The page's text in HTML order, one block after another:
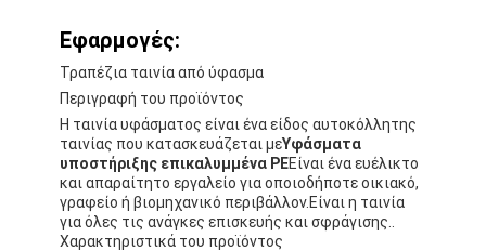
Εφαρμογές:
Τραπέζια ταινία από ύφασμα
Περιγραφή του προϊόντος
Η ταινία υφάσματος είναι ένα είδος αυτοκόλλητης
ταινίας που κατασκευάζεται μεΥφάσματα
υποστήριξης επικαλυμμένα PEΕίναι ένα ευέλικτο
και απαραίτητο εργαλείο για οποιοδήποτε οικιακό,
γραφείο ή βιομηχανικό περιβάλλον.Είναι η ταινία
για όλες τις ανάγκες επισκευής και σφράγισης..
Χαρακτηριστικά του προϊόντος